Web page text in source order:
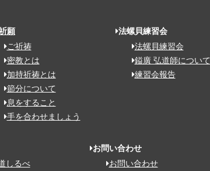
願
ご祈祷
密教とは
加持祈祷とは
節分について
息をすること
手を合わせましょう
法螺貝練習会
法螺貝練習会
鎰廣 弘道師について
練習会報告
しるべ
お問い合わせ
お問い合わせ